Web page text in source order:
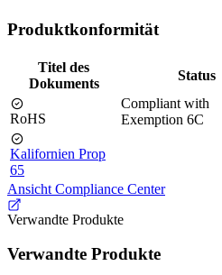
Produktkonformität
Titel des
Dokuments
Status
RoHS
Compliant with
Exemption 6C
Kalifornien Prop
65
Ansicht Compliance Center
Verwandte Produkte
Verwandte Produkte